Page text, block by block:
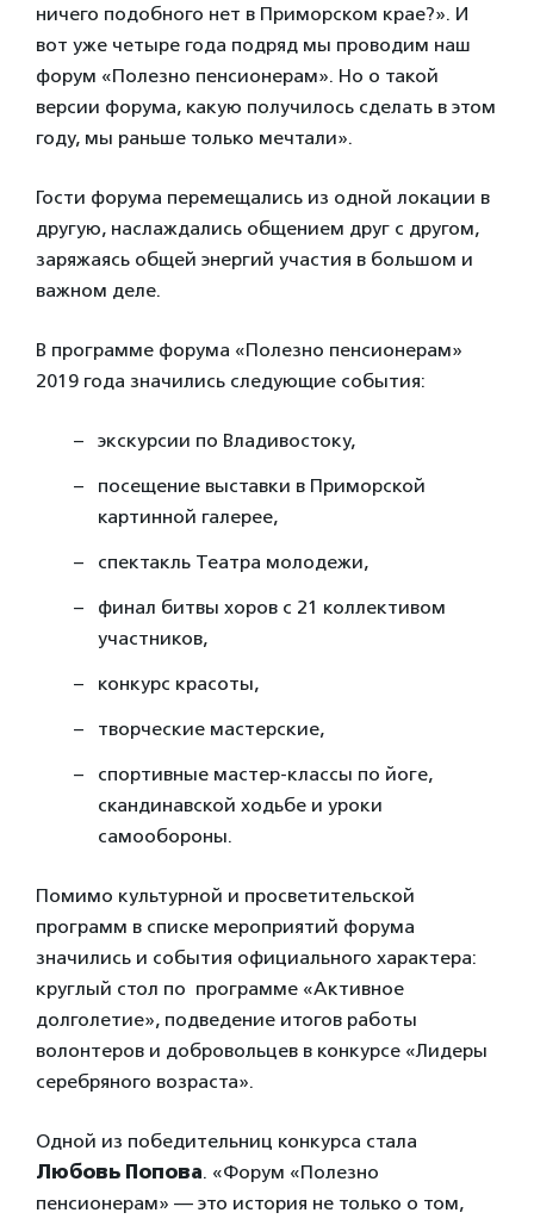
ничего подобного нет в Приморском крае?». И
вот уже четыре года подряд мы проводим наш
форум «Полезно пенсионерам». Но о такой
версии форума, какую получилось сделать в этом
году, мы раньше только мечтали».
Гости форума перемещались из одной локации в
другую, наслаждались общением друг с другом,
заряжаясь общей энергий участия в большом и
важном деле.
В программе форума «Полезно пенсионерам»
2019 года значились следующие события:
экскурсии по Владивостоку,
посещение выставки в Приморской
картинной галерее,
спектакль Театра молодежи,
финал битвы хоров с 21 коллективом
участников,
конкурс красоты,
творческие мастерские,
спортивные мастер-классы по йоге,
скандинавской ходьбе и уроки
самообороны.
Помимо культурной и просветительской
программ в списке мероприятий форума
значились и события официального характера:
круглый стол по программе «Активное
долголетие», подведение итогов работы
волонтеров и добровольцев в конкурсе «Лидеры
серебряного возраста».
Одной из победительниц конкурса стала
Любовь Попова. «Форум «Полезно
пенсионерам» — это история не только о том,